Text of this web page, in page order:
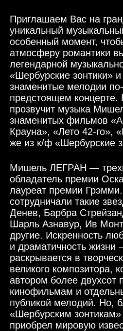
Приглашаем Вас на
уникальный
особенный момент,
атмосферу романтики
легендарной
«Шербурские зонтики» и
знаменитые мелодии
предстоящем концерте.
прозвучит музыка
знаменитых фильмов
Крауна», «Лето 42-го»,
же из к/ф «Шербурские
Мишель ЛЕГРАН —
обладатель премии
лауреат премии
сотрудничали такие
Денев, Барбра
Шарль Азнавур, Ив
другие. Искренность
и драматичность жизни
раскрывается в
великого композитора,
автором более двухсот
кинофильмам и
публикой мелодий. Но,
«Шербурским
приобрел мировую